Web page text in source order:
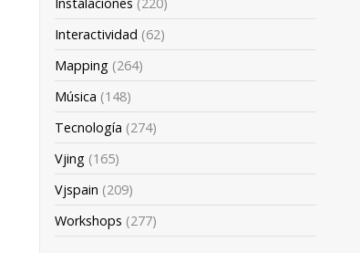
Instalaciones (220)
Interactividad (62)
Mapping (264)
Música (148)
Tecnología (274)
Vjing (165)
Vjspain (209)
Workshops (277)